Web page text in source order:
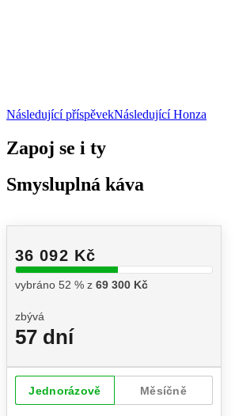
Následující příspěvekNásledující Honza
Zapoj se i ty
Smysluplná káva